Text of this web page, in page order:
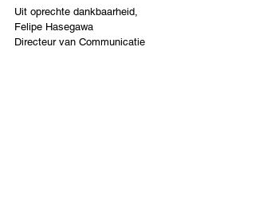
Uit oprechte dankbaarheid,
Felipe Hasegawa
Directeur van Communicatie